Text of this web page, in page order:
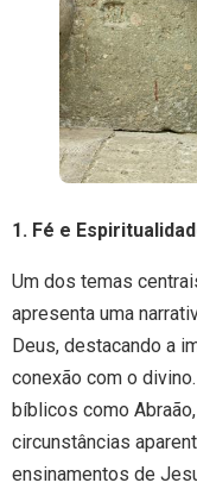
1. Fé e
Um dos temas
apresenta uma
Deus, destacando a
conexão com o
bíblicos como
circunstâncias
ensinamentos de